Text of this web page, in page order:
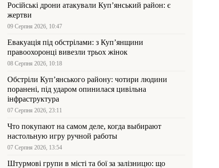
Російські дрони атакували Куп’янський район: є
жертви
09 Серпня 2026, 10:47
Евакуація під обстрілами: з Куп’янщини
правоохоронці вивезли трьох жінок
08 Серпня 2026, 10:18
Обстріли Куп’янського району: чотири людини
поранені, під ударом опинилася цивільна
інфраструктура
07 Серпня 2026, 23:11
Что покупают на самом деле, когда выбирают
настольную игру ручной работы
07 Серпня 2026, 13:54
Штурмові групи в місті та бої за залізницю: що